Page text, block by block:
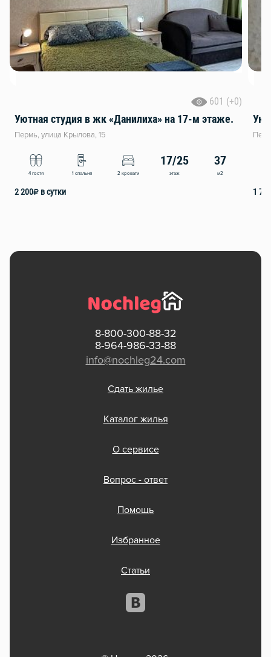
601 (+0)
Уютная студия в жк «Данилиха» на 17-м этаже.
Пермь, улица Крылова, 15
4 гостя 1 спальня 2 кровати
17/25
этаж
37
м2
2 200₽ в сутки 1 700
8-800-300-88-32
8-964-986-33-88
info@nochleg24.com
Сдать жилье
Каталог жилья
О сервисе
Вопрос - ответ
Помощь
Избранное
Статьи